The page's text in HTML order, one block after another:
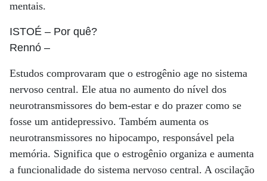
mentais.
ISTOÉ – Por quê?
Rennó –
Estudos comprovaram que o estrogênio age no sistema
nervoso central. Ele atua no aumento do nível dos
neurotransmissores do bem-estar e do prazer como se
fosse um antidepressivo. Também aumenta os
neurotransmissores no hipocampo, responsável pela
memória. Significa que o estrogênio organiza e aumenta
a funcionalidade do sistema nervoso central. A oscilação